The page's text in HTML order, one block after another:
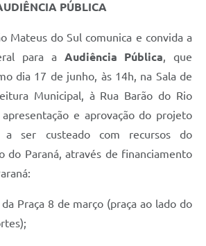
2025/2026: Instituições Escolares
Artistas Locais
PÚBLICA
Mateus do Sul comunica e convida a
para a Audiência Pública, que
dia 17 de junho, às 14h, na Sala de
Municipal, à Rua Barão do Rio
e aprovação do projeto
a ser custeado com recursos do
do Paraná, através de financiamento
Praça 8 de março (praça ao lado do